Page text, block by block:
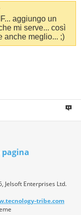
aggiungo un
mi serve... così
anche meglio... ;)
Jelsoft Enterprises Ltd.
tribe.com